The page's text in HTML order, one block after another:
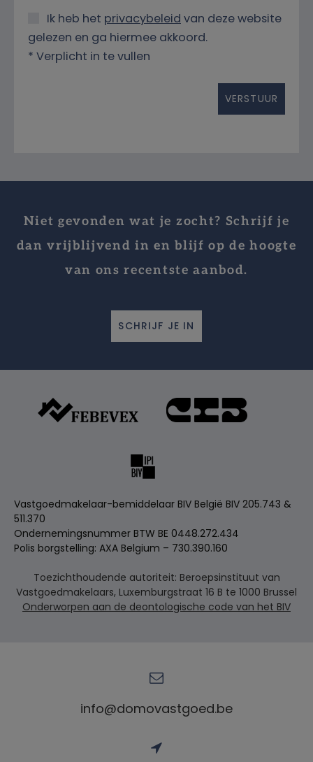
Ik heb het privacybeleid van deze website
gelezen en ga hiermee akkoord.
* Verplicht in te vullen
Niet gevonden wat je zocht? Schrijf je
dan vrijblijvend in en blijf op de hoogte
van ons recentste aanbod.
SCHRIJF JE IN
Vastgoedmakelaar-bemiddelaar BIV België BIV 205.743 &
511.370
Ondernemingsnummer BTW BE 0448.272.434
Polis borgstelling: AXA Belgium – 730.390.160
Toezichthoudende autoriteit: Beroepsinstituut van
Vastgoedmakelaars, Luxemburgstraat 16 B te 1000 Brussel
Onderworpen aan de deontologische code van het BIV
info@domovastgoed.be